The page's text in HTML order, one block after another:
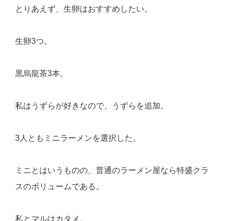
とりあえず、生卵はおすすめしたい。
生卵3つ。
黒烏龍茶3本。
私はうずらが好きなので、うずらを追加。
3人ともミニラーメンを選択した。
ミニとはいうものの、普通のラーメン屋なら特盛クラ
スのボリュームである。
私とマルはカタメ。